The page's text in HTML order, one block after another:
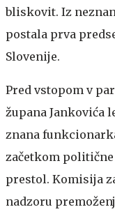
bliskovit. Iz
postala prva
Slovenije.
Pred vstopom v
župana Jankovića
znana
začetkom
prestol. Komisija
nadzoru